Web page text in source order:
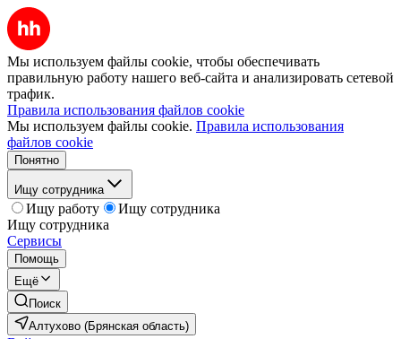
Мы используем файлы cookie, чтобы обеспечивать
правильную работу нашего веб-сайта и анализировать сетевой
трафик.
Правила использования файлов cookie
Мы используем файлы cookie. Правила использования
файлов cookie
Понятно
Ищу сотрудника
Ищу работу
Ищу сотрудника
Ищу сотрудника
Сервисы
Помощь
Ещё
Поиск
Алтухово (Брянская область)